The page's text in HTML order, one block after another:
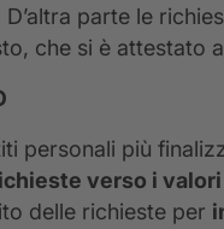
parte le
che si è attestato a
personali più
verso i
delle richieste per